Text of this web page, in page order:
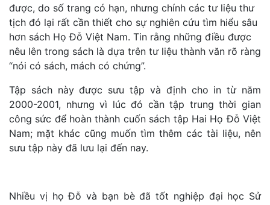
được, do số trang có hạn, nhưng chính các tư liệu thư
tịch đó lại rất cần thiết cho sự nghiên cứu tìm hiểu sâu
hơn sách Họ Đỗ Việt Nam. Tin rằng những điều được
nêu lên trong sách là dựa trên tư liệu thành văn rõ ràng
“nói có sách, mách có chứng”.
Tập sách này được sưu tập và định cho in từ năm
2000-2001, nhưng vì lúc đó cần tập trung thời gian
công sức để hoàn thành cuốn sách tập Hai Họ Đỗ Việt
Nam; mặt khác cũng muốn tìm thêm các tài liệu, nên
sưu tập này đã lưu lại đến nay.
Nhiều vị họ Đỗ và bạn bè đã tốt nghiệp đại học Sử